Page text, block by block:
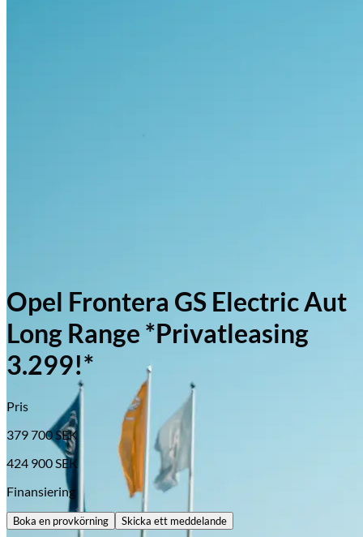
Opel Frontera GS Electric Aut
Long Range *Privatleasing
3.299!*
Pris
379 700 SEK
424 900 SEK
Finansiering
Boka en provkörning Skicka ett meddelande